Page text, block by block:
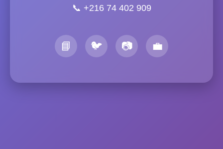
📞 +216 74 402 909
📘 🐦 📷 💼